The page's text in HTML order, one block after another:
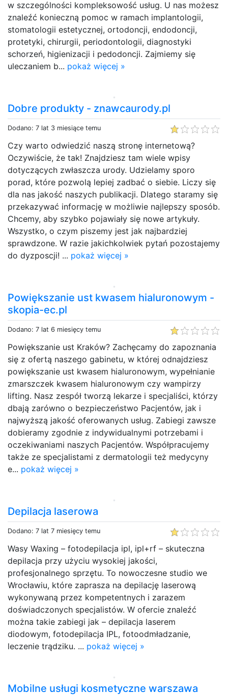
w szczególności kompleksowość usług. U nas możesz
znaleźć konieczną pomoc w ramach implantologii,
stomatologii estetycznej, ortodoncji, endodoncji,
protetyki, chirurgii, periodontologii, diagnostyki
schorzeń, higienizacji i pedodoncji. Zajmiemy się
uleczaniem b... pokaż więcej »
Dobre produkty - znawcaurody.pl
Dodano: 7 lat 3 miesiące temu
Czy warto odwiedzić naszą stronę internetową?
Oczywiście, że tak! Znajdziesz tam wiele wpisy
dotyczących zwłaszcza urody. Udzielamy sporo
porad, które pozwolą lepiej zadbać o siebie. Liczy się
dla nas jakość naszych publikacji. Dlatego staramy się
przekazywać informację w możliwie najlepszy sposób.
Chcemy, aby szybko pojawiały się nowe artykuły.
Wszystko, o czym piszemy jest jak najbardziej
sprawdzone. W razie jakichkolwiek pytań pozostajemy
do dyzposcji! ... pokaż więcej »
Powiększanie ust kwasem hialuronowym -
skopia-ec.pl
Dodano: 7 lat 6 miesięcy temu
Powiększanie ust Kraków? Zachęcamy do zapoznania
się z ofertą naszego gabinetu, w której odnajdziesz
powiększanie ust kwasem hialuronowym, wypełnianie
zmarszczek kwasem hialuronowym czy wampirzy
lifting. Nasz zespół tworzą lekarze i specjaliści, którzy
dbają zarówno o bezpieczeństwo Pacjentów, jak i
najwyższą jakość oferowanych usług. Zabiegi zawsze
dobieramy zgodnie z indywidualnymi potrzebami i
oczekiwaniami naszych Pacjentów. Współpracujemy
także ze specjalistami z dermatologii też medycyny
e... pokaż więcej »
Depilacja laserowa
Dodano: 7 lat 7 miesięcy temu
Wasy Waxing – fotodepilacja ipl, ipl+rf – skuteczna
depilacja przy użyciu wysokiej jakości,
profesjonalnego sprzętu. To nowoczesne studio we
Wrocławiu, które zaprasza na depilację laserową
wykonywaną przez kompetentnych i zarazem
doświadczonych specjalistów. W ofercie znaleźć
można takie zabiegi jak – depilacja laserem
diodowym, fotodepilacja IPL, fotoodmładzanie,
leczenie trądziku. ... pokaż więcej »
Mobilne usługi kosmetyczne warszawa